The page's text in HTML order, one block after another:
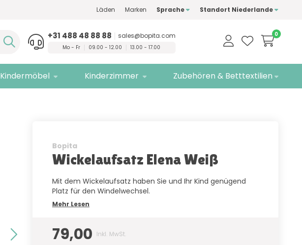
Qualitätsmarken KostenloseLieferung
Läden Marken Sprache Standort Niederlande
0
+31 488 48 88 88 sales@bopita.com
Mo - Fr 09.00 - 12.00 13.00 - 17.00
Kindermöbel Kinderzimmer Zubehören & Betttextilien
Bopita
Wickelaufsatz Elena Weiß
Mit dem Wickelaufsatz haben Sie und Ihr Kind genügend
Platz für den Windelwechsel.
Mehr Lesen
79,00 Inkl. MwSt.